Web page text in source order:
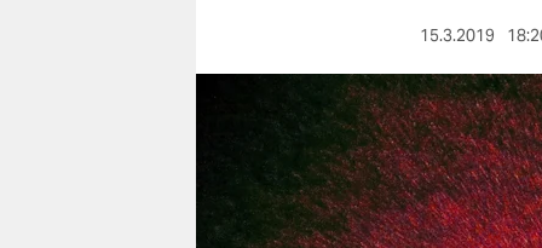
berlin
nord
wahrheit
15.3.2019